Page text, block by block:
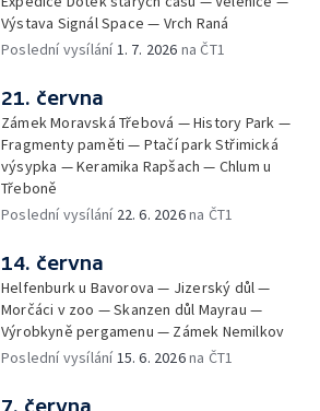
Výstava Signál Space — Vrch Raná
Poslední vysílání 1. 7. 2026 na ČT1
21. června
Zámek Moravská Třebová — History Park —
Fragmenty paměti — Ptačí park Střimická
výsypka — Keramika Rapšach — Chlum u
Třeboně
Poslední vysílání 22. 6. 2026na ČT1
14. června
Helfenburk u Bavorova — Jizerský důl —
Morčáci v zoo — Skanzen důl Mayrau —
Výrobkyně pergamenu — Zámek Nemilkov
Poslední vysílání 15. 6. 2026na ČT1
7. června